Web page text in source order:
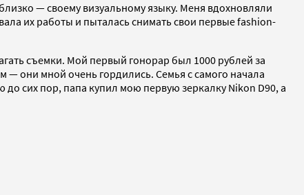
— своему визуальному языку. Меня вдохновляли
их работы и пыталась снимать свои первые fashion-
съемки. Мой первый гонорар был 1000 рублей за
они мной очень гордились. Семья с самого начала
сих пор, папа купил мою первую зеркалку Nikon D90, а